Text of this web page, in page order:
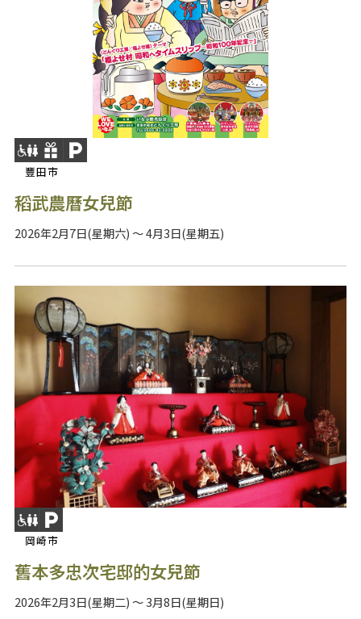
豐田市
稻武農曆女兒節
2026年2月7日(星期六) ～ 4月3日(星期五)
岡崎市
舊本多忠次宅邸的女兒節
2026年2月3日(星期二) ～ 3月8日(星期日)